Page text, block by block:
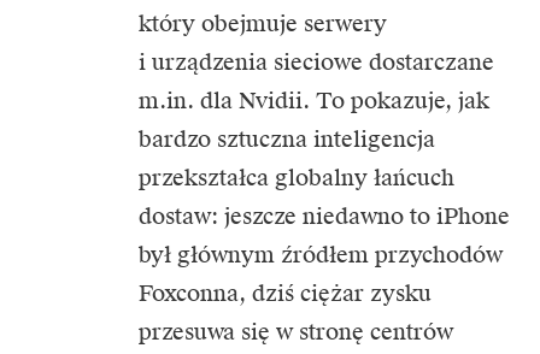
który obejmuje serwery
i urządzenia sieciowe dostarczane
m.in. dla Nvidii. To pokazuje, jak
bardzo sztuczna inteligencja
przekształca globalny łańcuch
dostaw: jeszcze niedawno to iPhone
był głównym źródłem przychodów
Foxconna, dziś ciężar zysku
przesuwa się w stronę centrów